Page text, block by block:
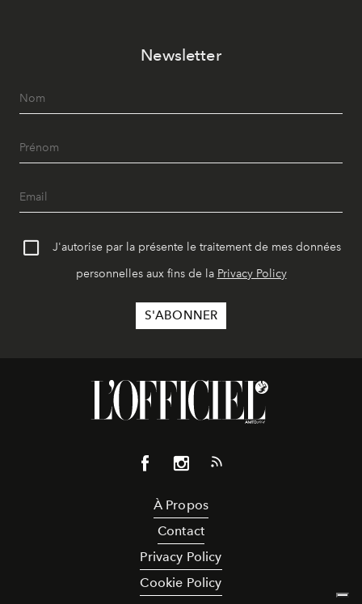
Newsletter
J'autorise par la présente le traitement de mes données
personnelles aux fins de la Privacy Policy
À Propos
Contact
Privacy Policy
Cookie Policy